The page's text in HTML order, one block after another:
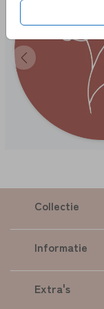
Collectie
Informatie
Extra's